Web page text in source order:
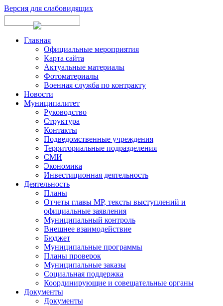
Версия для слабовидящих
Главная
Официальные мероприятия
Карта сайта
Актуальные материалы
Фотоматериалы
Военная служба по контракту
Новости
Муниципалитет
Руководство
Структура
Контакты
Подведомственные учреждения
Территориальные подразделения
СМИ
Экономика
Инвестиционная деятельность
Деятельность
Планы
Отчеты главы МР, тексты выступлений и
официальные заявления
Муниципальный контроль
Внешнее взаимодействие
Бюджет
Муниципальные программы
Планы проверок
Муниципальные заказы
Социальная поддержка
Координирующие и совещательные органы
Документы
Документы